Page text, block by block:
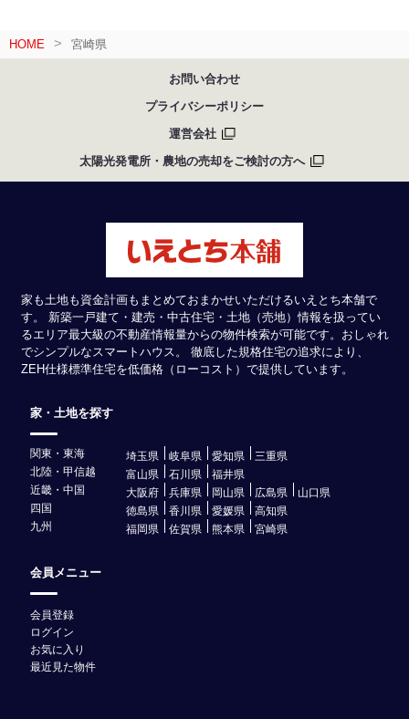
HOME 宮崎県
お問い合わせ
プライバシーポリシー
運営会社
太陽光発電所・農地の売却をご検討の方へ
家も土地も資金計画もまとめておまかせいただけるいえとち本舗で
す。 新築一戸建て・建売・中古住宅・土地（売地）情報を扱ってい
るエリア最大級の不動産情報量からの物件検索が可能です。おしゃれ
でシンプルなスマートハウス。 徹底した規格住宅の追求により、
ZEH仕様標準住宅を低価格（ローコスト）で提供しています。
家・土地を探す
関東・東海 埼玉県 岐阜県 愛知県
三重県
北陸・甲信越
富山県 石川県
福井県
近畿・中国
大阪府 兵庫県 岡山県 広島県
山口県
四国
徳島県 香川県 愛媛県
高知県
九州
福岡県 佐賀県 熊本県 宮崎県
会員メニュー
会員登録
ログイン
お気に入り
最近見た物件